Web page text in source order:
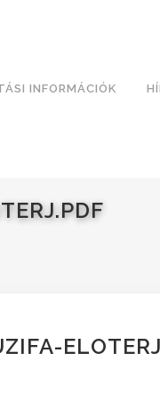
INFORMÁCIÓK